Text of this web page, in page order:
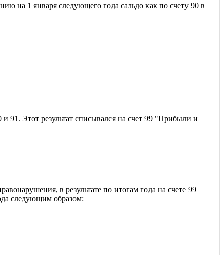
на 1 января следующего года сальдо как по счету 90 в
91. Этот результат списывался на счет 99 "Прибыли и
в результате по итогам года на счете 99
следующим образом: